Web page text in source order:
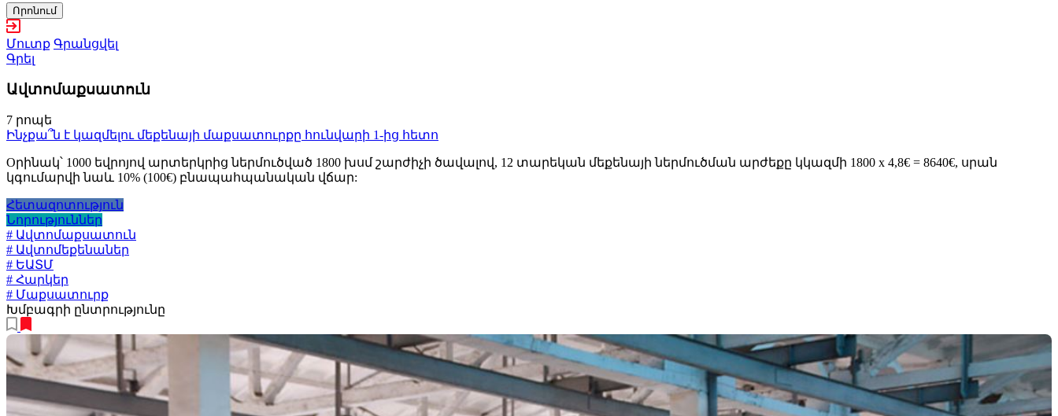
Որոնում
Մուտք Գրանցվել
Գրել
Ավտոմաքսատուն
7 րոպե
Ինչքա՞ն է կազմելու մեքենայի մաքսատուրքը հունվարի 1-ից հետո
Oրինակ՝ 1000 եվրոյով արտերկրից ներմուծված 1800 խսմ շարժիչի ծավալով, 12 տարեկան մեքենայի ներմուծման արժեքը կկազմի 1800 x 4,8€ = 8640€, սրան
կգումարվի նաև 10% (100€) բնապահպանական վճար:
Հետազոտություն
Նորություններ
# Ավտոմաքսատուն
# Ավտոմեքենաներ
# ԵԱՏՄ
# Հարկեր
# Մաքսատուրք
Խմբագրի ընտրությունը